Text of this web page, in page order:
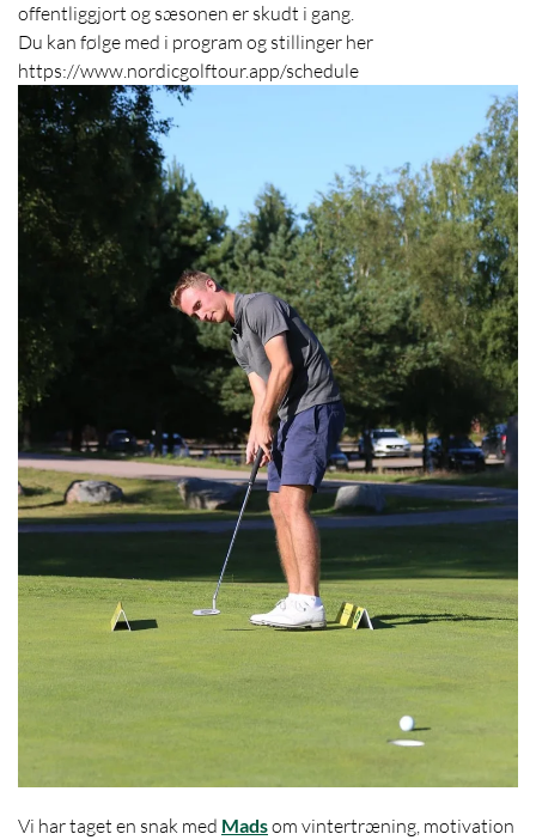
offentliggjort og sæsonen er skudt i gang.
Du kan følge med i program og stillinger her
https://www.nordicgolftour.app/schedule
Vi har taget en snak med Madsom vintertræning, motivation